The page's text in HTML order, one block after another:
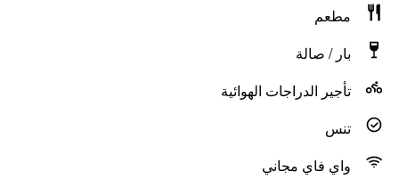
مطعم
بار / صالة
تأجير الدراجات الهوائية
تنس
واي فاي مجاني